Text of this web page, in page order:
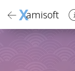
Xamisoft